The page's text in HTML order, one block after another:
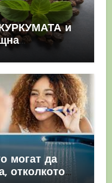
и
могат да
отколкото